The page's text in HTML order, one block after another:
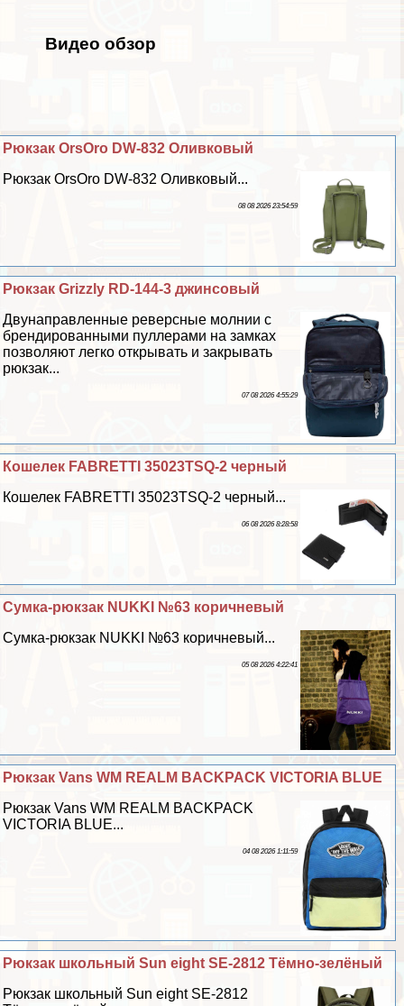
Видео обзор
Рюкзак OrsOro DW-832 Оливковый
Рюкзак OrsOro DW-832 Оливковый...
08 08 2026 23:54:59
Рюкзак Grizzly RD-144-3 джинсовый
Двунаправленные реверсные молнии с
брендированными пуллерами на замках
позволяют легко открывать и закрывать
рюкзак...
07 08 2026 4:55:29
Кошелек FABRETTI 35023TSQ-2 черный
Кошелек FABRETTI 35023TSQ-2 черный...
06 08 2026 8:28:58
Сумка-рюкзак NUKKI №63 коричневый
Сумка-рюкзак NUKKI №63 коричневый...
05 08 2026 4:22:41
Рюкзак Vans WM REALM BACKPACK VICTORIA BLUE
Рюкзак Vans WM REALM BACKPACK
VICTORIA BLUE...
04 08 2026 1:11:59
Рюкзак школьный Sun eight SE-2812 Тёмно-зелёный
Рюкзак школьный Sun eight SE-2812